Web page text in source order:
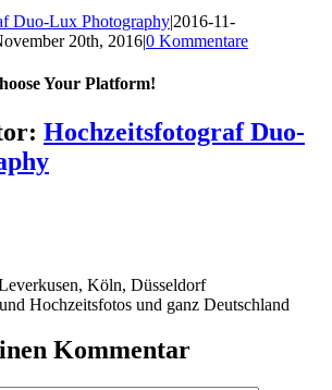
Duo-Lux Photography|2016-11-
20th, 2016|0 Kommentare
Your Platform!
Hochzeitsfotograf Duo-
Köln, Düsseldorf
Hochzeitsfotos und ganz Deutschland
Kommentar